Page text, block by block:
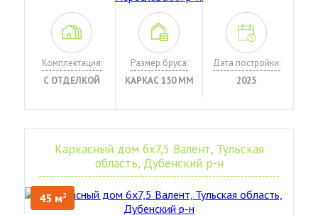
Комплектация:
С ОТДЕЛКОЙ
Размер бруса:
КАРКАС 150 ММ
Дата постройки:
2025
Каркасный дом 6х7,5 Валент, Тульская
область, Дубенский р-н
45 м2